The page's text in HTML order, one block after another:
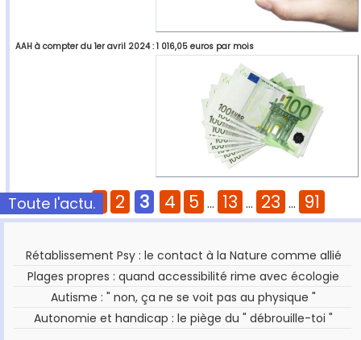
AAH à compter du 1er avril 2024 : 1 016,05 euros par mois
Pages : 2 3 4 5 ... 13 ... 23 ... 91
Toute l'actu.
Rétablissement Psy : le contact à la Nature comme allié
Plages propres : quand accessibilité rime avec écologie
Autisme : " non, ça ne se voit pas au physique "
Autonomie et handicap : le piège du " débrouille-toi "